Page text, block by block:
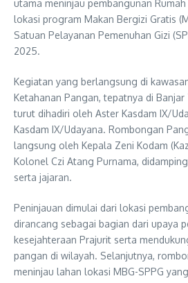
utama meninjau pembangunan Rumah
lokasi program Makan Bergizi Gratis
Satuan Pelayanan Pemenuhan Gizi
2025.
Kegiatan yang berlangsung di
Ketahanan Pangan, tepatnya di
turut dihadiri oleh Aster Kasdam IX/
Kasdam IX/Udayana. Rombongan
langsung oleh Kepala Zeni Kodam
Kolonel Czi Atang Purnama,
serta jajaran.
Peninjauan dimulai dari lokasi
dirancang sebagai bagian dari upaya
kesejahteraan Prajurit serta
pangan di wilayah. Selanjutnya,
meninjau lahan lokasi MBG-SPPG